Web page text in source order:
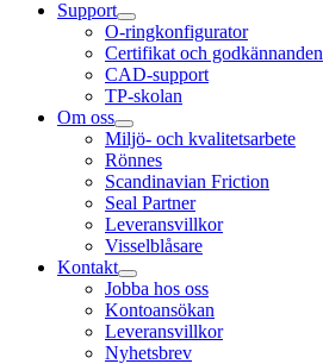
Support
O-ringkonfigurator
Certifikat och godkännanden
CAD-support
TP-skolan
Om oss
Miljö- och kvalitetsarbete
Rönnes
Scandinavian Friction
Seal Partner
Leveransvillkor
Visselblåsare
Kontakt
Jobba hos oss
Kontoansökan
Leveransvillkor
Nyhetsbrev